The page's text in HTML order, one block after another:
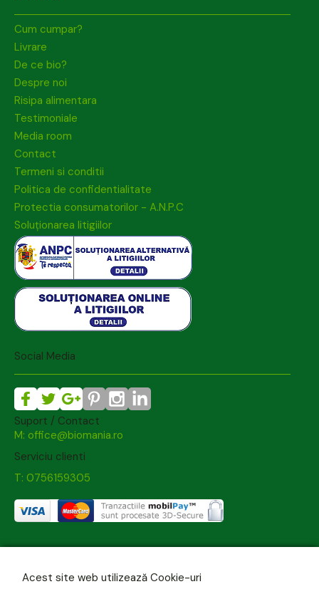
Cum cumpar?
Livrare
De ce bio?
Despre noi
Risipa alimentara
Testimoniale
Media room
Contact
Termeni si conditii
Politica de confidentialitate
Protectia consumatorilor - A.N.P.C
Soluționarea litigiilor
Social Media
Suport / Contact
M: office@biomania.ro
Serviciu clienti
T: 0756159305
Acest site web utilizează Cookie-uri